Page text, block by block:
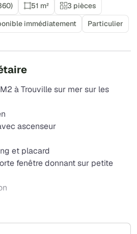
51 m²
3 pièces
immédiatement
Particulier
à Trouville sur mer sur les
ascenseur
et placard
fenêtre donnant sur petite
plaque de cuisson four hotte